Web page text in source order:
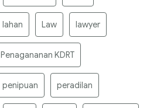
lahan Law lawyer
Penagananan KDRT
penipuan peradilan